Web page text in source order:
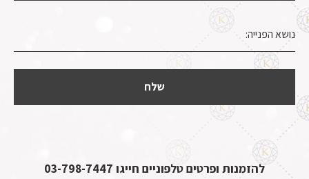
להזמנות ופרטים טלפוניים חייגו 03-798-7447